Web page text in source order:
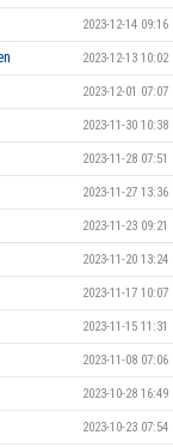
2023-12-14 09:16
2023-12-13 10:02
2023-12-01 07:07
2023-11-30 10:38
2023-11-28 07:51
2023-11-27 13:36
2023-11-23 09:21
2023-11-20 13:24
2023-11-17 10:07
2023-11-15 11:31
2023-11-08 07:06
2023-10-28 16:49
2023-10-23 07:54